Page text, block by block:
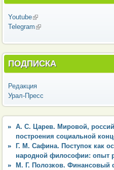
Youtube(внешняя ссылка)
Telegram (внешняя ссылка)
ПОДПИСКА
Редакция
Урал-Пресс
А. С. Царев. Мировой,
построения социальной
Г. М. Сафина. Поступок как
народной философии: опыт
М. Г. Полозков. Финансовый